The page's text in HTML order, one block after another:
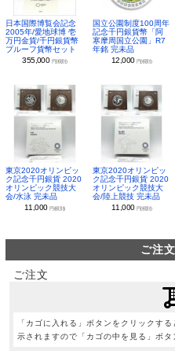
日本国際博覧会記念
2005年/愛地球博 壱
万円金貨/千円銀貨幣
プルーフ貨幣セット
355,000 円(税別)
国立公園制度100周年
記念千円銀貨幣「阿
寒摩周国立公園」R7
年銘 完未品
12,000 円(税別)
東京2020オリンピッ
ク記念千円銀貨 2020
オリンピック競技大
会/水泳 完未品
11,000円(税別)
東京2020オリンピッ
ク記念千円銀貨 2020
オリンピック競技大
会/陸上競技 完未品
11,000 円(税別)
ご注
ご注文
「カゴに入れる」ボタンをクリックす
示されますので「カゴの中を見る」ボタ